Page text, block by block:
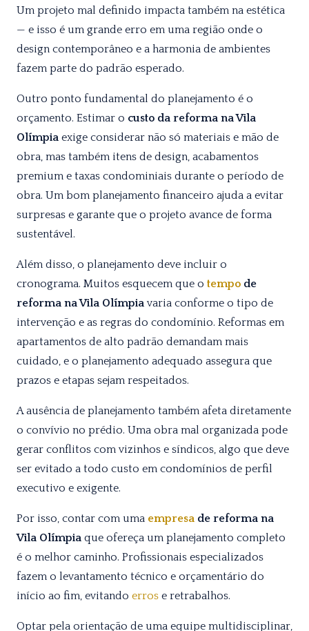
Um projeto mal definido impacta também na estética
— e isso é um grande erro em uma região onde o
design contemporâneo e a harmonia de ambientes
fazem parte do padrão esperado.
Outro ponto fundamental do planejamento é o
orçamento. Estimar o custo da reforma na Vila
Olímpia exige considerar não só materiais e mão de
obra, mas também itens de design, acabamentos
premium e taxas condominiais durante o período de
obra. Um bom planejamento financeiro ajuda a evitar
surpresas e garante que o projeto avance de forma
sustentável.
Além disso, o planejamento deve incluir o
cronograma. Muitos esquecem que o tempo de
reforma na Vila Olímpia varia conforme o tipo de
intervenção e as regras do condomínio. Reformas em
apartamentos de alto padrão demandam mais
cuidado, e o planejamento adequado assegura que
prazos e etapas sejam respeitados.
A ausência de planejamento também afeta diretamente
o convívio no prédio. Uma obra mal organizada pode
gerar conflitos com vizinhos e síndicos, algo que deve
ser evitado a todo custo em condomínios de perfil
executivo e exigente.
Por isso, contar com uma empresa de reforma na
Vila Olímpia que ofereça um planejamento completo
é o melhor caminho. Profissionais especializados
fazem o levantamento técnico e orçamentário do
início ao fim, evitando erros e retrabalhos.
Optar pela orientação de uma equipe multidisciplinar,